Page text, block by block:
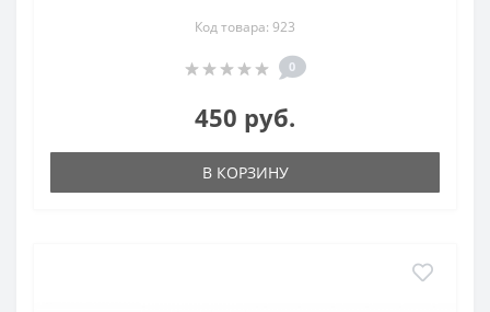
Код товара: 923
0
450 руб.
В КОРЗИНУ